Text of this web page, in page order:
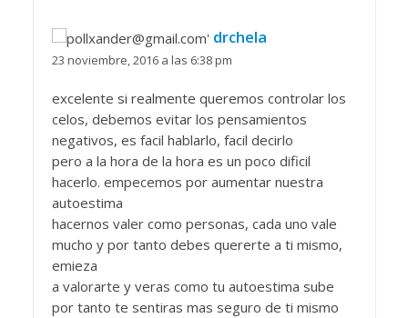
drchela
23 noviembre, 2016 a las 6:38 pm
excelente si realmente queremos controlar los
celos, debemos evitar los pensamientos
negativos, es facil hablarlo, facil decirlo
pero a la hora de la hora es un poco dificil
hacerlo. empecemos por aumentar nuestra
autoestima
hacernos valer como personas, cada uno vale
mucho y por tanto debes quererte a ti mismo,
emieza
a valorarte y veras como tu autoestima sube
por tanto te sentiras mas seguro de ti mismo